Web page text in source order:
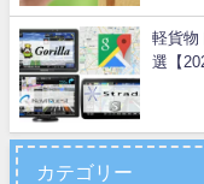
軽貨物
選【
カテゴリー